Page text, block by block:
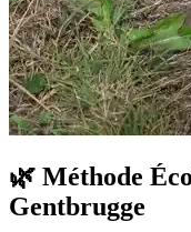
🌿 Méthode
Gentbrugge